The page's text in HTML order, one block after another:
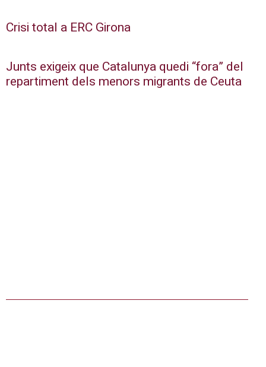
Crisi total a ERC Girona
Junts exigeix que Catalunya quedi “fora” del
repartiment dels menors migrants de Ceuta